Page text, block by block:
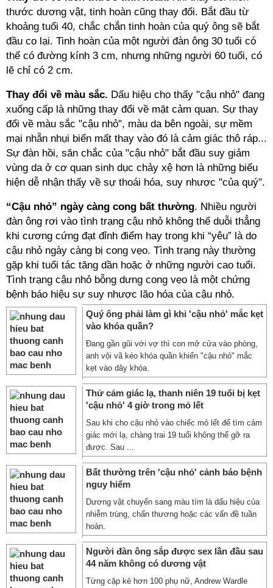
thước dương vật, tinh hoàn cũng thay đổi. Bắt đầu từ
khoảng tuổi 40, chắc chắn tinh hoàn của quý ông sẽ bắt
đầu co lại. Tinh hoàn của một người đàn ông 30 tuổi có
thể có đường kính 3 cm, nhưng những người 60 tuổi, có
lẽ chỉ có 2 cm.
Thay đổi về màu sắc. Dấu hiệu cho thấy "cậu nhỏ" đang
xuống cấp là những thay đổi về mặt cảm quan. Sự thay
đổi về màu sắc "cậu nhỏ", màu da bên ngoài, sự mềm
mại nhẵn nhụi biến mất thay vào đó là cảm giác thô ráp...
Sự đàn hồi, săn chắc của "cậu nhỏ" bắt đầu suy giảm
vùng da ở cơ quan sinh dục chảy xệ hơn là những biểu
hiện dễ nhận thấy về sự thoái hóa, suy nhược "của quý".
“Cậu nhỏ” ngày càng cong bất thường. Nhiều người
đàn ông rơi vào tình trạng cậu nhỏ không thể duỗi thẳng
khi cương cứng đạt đỉnh điểm hay trong khi “yêu” là do
cậu nhỏ ngày càng bị cong vẹo. Tình trạng này thường
gặp khi tuổi tác tăng dần hoặc ở những người cao tuổi.
Tình trạng cậu nhỏ bỗng dưng cong vẹo là một chứng
bệnh báo hiệu sự suy nhược lão hóa của cậu nhỏ.
Quý ông phải làm gì khi 'cậu nhỏ' mắc kẹt
vào khóa quần?
Đang gần gũi với vợ thì con mở cửa vào phòng,
anh vội vã kéo khóa quần khiến "cậu nhỏ" mắc
kẹt vào dây khóa.
Thử cảm giác lạ, thanh niên 19 tuổi bị kẹt
'cậu nhỏ' 4 giờ trong mỏ lết
Sau khi cho cậu nhỏ vào chiếc mỏ lết để tìm cảm
giác mới lạ, chàng trai 19 tuổi không thể gỡ ra
được. Sau ...
Bất thường trên 'cậu nhỏ' cảnh báo bệnh
nguy hiểm
Dương vật chuyển sang màu tím là dấu hiệu của
nhiễm trùng, chấn thương hoặc các vấn đề tuần
hoàn.
Người đàn ông sắp được sex lần đầu sau
44 năm không có dương vật
Từng cặp kè hơn 100 phụ nữ, Andrew Wardle